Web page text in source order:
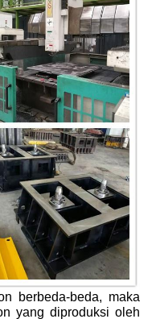
berbeda-beda, maka
yang diproduksi oleh